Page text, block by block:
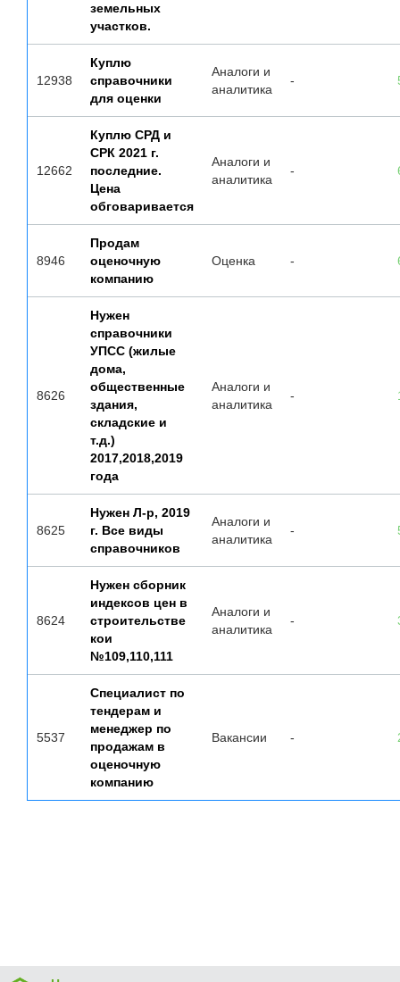
земельных
участков.
12938
Куплю
справочники
для оценки
Аналоги и
аналитика
-
12662
Куплю СРД и
СРК 2021 г.
последние.
Цена
обговаривается
Аналоги и
аналитика
-
8946
Продам
оценочную
компанию
Оценка -
8626
Нужен
справочники
УПСС (жилые
дома,
общественные
здания,
складские и
т.д.)
2017,2018,2019
года
Аналоги и
аналитика
-
8625
Нужен Л-р, 2019
г. Все виды
справочников
Аналоги и
аналитика
-
8624
Нужен сборник
индексов цен в
строительстве
кои
№109,110,111
Аналоги и
аналитика
-
5537
Специалист по
тендерам и
менеджер по
продажам в
оценочную
компанию
Вакансии -